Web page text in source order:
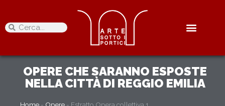
OPERE CHE SARANNO ESPOSTE
NELLA CITTÀ DI REGGIO EMILIA